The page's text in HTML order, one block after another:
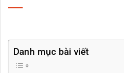
Danh mục bài viết